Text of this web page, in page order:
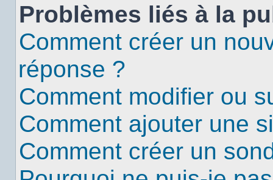
Problèmes liés à la
Comment créer un
réponse ?
Comment modifier ou
Comment ajouter une
Comment créer un